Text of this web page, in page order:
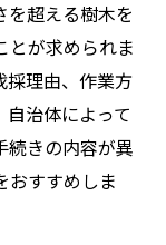
超える樹木を
とが求められま
採理由、作業方
治体によって
続きの内容が異
おすすめしま